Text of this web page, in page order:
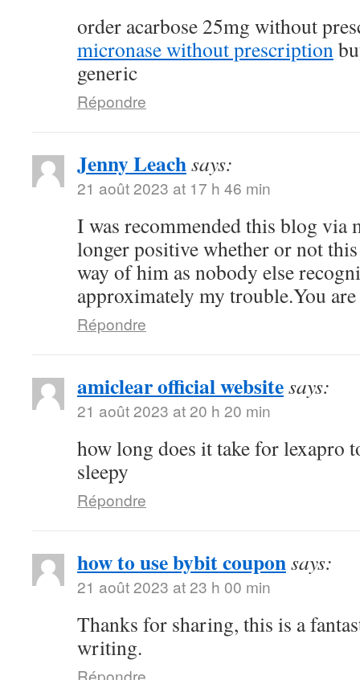
order acarbose 25mg without
micronase without prescription
generic
Répondre
Jenny Leachsays:
21 août 2023 at 17 h 46 min
I was recommended this blog via
longer positive whether or not
way of him as nobody else
approximately my trouble.You
Répondre
amiclear official websitesays:
21 août 2023 at 20 h 20 min
how long does it take for lexapro
sleepy
Répondre
how to use bybit couponsays:
21 août 2023 at 23 h 00 min
Thanks for sharing, this is a
writing.
Répondre